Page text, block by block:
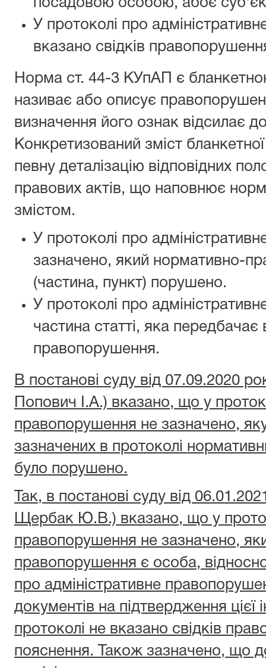
посадовою особою, абоє
У протоколі про
вказано свідків
Норма ст. 44-3 КУпАП є
називає або описує
визначення його ознак відсилає
Конкретизований зміст
певну деталізацію відповідних
правових актів, що наповнює
змістом.
У протоколі про
зазначено, який нормативно-
(частина, пункт) порушено.
У протоколі про
частина статті, яка передбачає
правопорушення.
В постанові суду від 07.09.2020
Попович І.А.) вказано, що у
правопорушення не зазначено,
зазначених в протоколі
було порушено.
Так, в постанові суду від
Щербак Ю.В.) вказано, що у
правопорушення не зазначено,
правопорушення є особа,
про адміністративне
документів на підтвердження цієї
протоколі не вказано свідків
пояснення. Також зазначено, що